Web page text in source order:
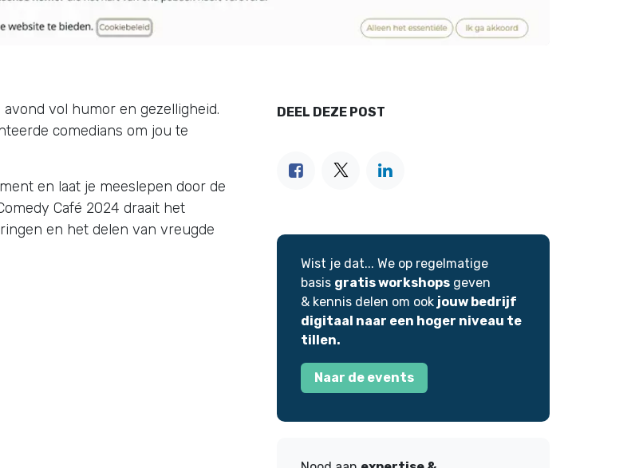
vol humor en gezelligheid.
comedians om jou te
en laat je meeslepen door de
Café 2024 draait het
en het delen van vreugde
DEEL DEZE POST
Wist je dat... We op regelmatige
basis gratis workshops geven
& kennis delen om ook jouw bedrijf
digitaal naar een hoger niveau te
tillen.
Naar de events